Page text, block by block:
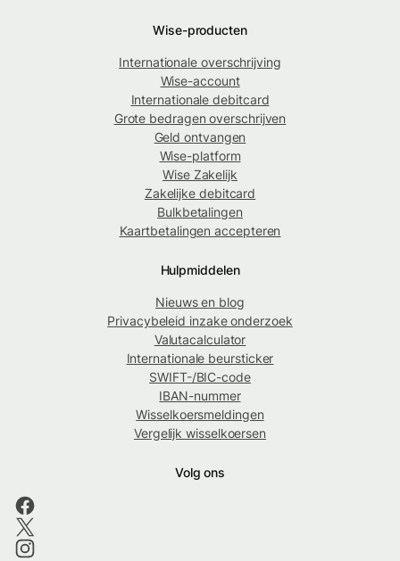
Wise-producten
Internationale overschrijving
Wise-account
Internationale debitcard
Grote bedragen overschrijven
Geld ontvangen
Wise-platform
Wise Zakelijk
Zakelijke debitcard
Bulkbetalingen
Kaartbetalingen accepteren
Hulpmiddelen
Nieuws en blog
Privacybeleid inzake onderzoek
Valutacalculator
Internationale beursticker
SWIFT-/BIC-code
IBAN-nummer
Wisselkoersmeldingen
Vergelijk wisselkoersen
Volg ons